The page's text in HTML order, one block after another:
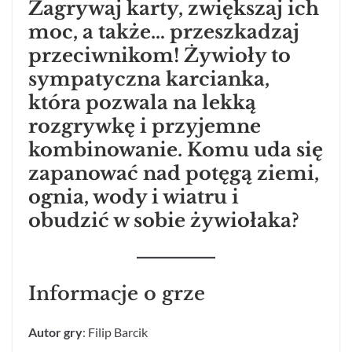
Zagrywaj karty, zwiększaj ich
moc, a także… przeszkadzaj
przeciwnikom! Żywioły to
sympatyczna karcianka,
która pozwala na lekką
rozgrywkę i przyjemne
kombinowanie. Komu uda się
zapanować nad potęgą ziemi,
ognia, wody i wiatru i
obudzić w sobie żywiołaka?
Informacje o grze
Autor gry: Filip Barcik